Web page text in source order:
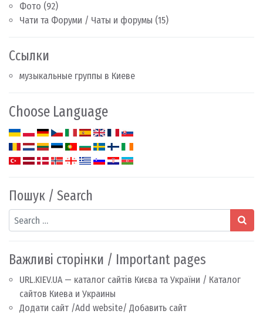
Фото (92)
Чати та Форуми / Чаты и форумы (15)
Ссылки
музыкальные группы в Киеве
Choose Language
Пошук / Search
Search
Важливі сторінки / Important pages
URL.KIEV.UA — каталог сайтів Києва та України / Каталог
сайтов Киева и Украины
Додати сайт /Add website/ Добавить сайт